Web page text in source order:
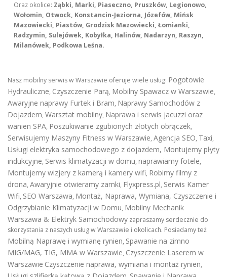
Oraz okolice: Ząbki, Marki, Piaseczno, Pruszków, Legionowo,
Wołomin, Otwock, Konstancin-Jeziorna, Józefów, Mińsk
Mazowiecki, Piastów, Grodzisk Mazowiecki, Łomianki,
Radzymin, Sulejówek, Kobyłka, Halinów, Nadarzyn, Raszyn,
Milanówek, Podkowa Leśna.
Nasz mobilny serwis w Warszawie oferuje wiele usług: Pogotowie
Hydrauliczne, Czyszczenie Parą, Mobilny Spawacz w Warszawie,
Awaryjne naprawy Furtek i Bram, Naprawy Samochodów z
Dojazdem, Warsztat mobilny, Naprawa i serwis jacuzzi oraz
wanien SPA, Poszukiwanie zgubionych złotych obrączek,
Serwisujemy Maszyny Fitness w Warszawie, Agencja SEO, Taxi,
Usługi elektryka samochodowego z dojazdem, Montujemy płyty
indukcyjne, Serwis klimatyzacji w domu, naprawiamy fotele,
Montujemy wizjery z kamerą i kamery wifi, Robimy filmy z
drona, Awaryjnie otwieramy zamki, Flyxpress.pl, Serwis Kamer
Wifi, SEO Warszawa, Montaż, Naprawa, Wymiana, Czyszczenie i
Odgrzybianie Klimatyzacji w Domu, Mobilny Mechanik
Warszawa & Elektryk Samochodowy zapraszamy serdecznie do
skorzystania z naszych usług w Warszawie i okolicach. Posiadamy też
Mobilną Naprawę i wymianę rynien, Spawanie na zimno
MIG/MAG, TIG, MMA w Warszawie, Czyszczenie Laserem w
Warszawie Czyszczenie naprawa, wymiana i montaż rynien,